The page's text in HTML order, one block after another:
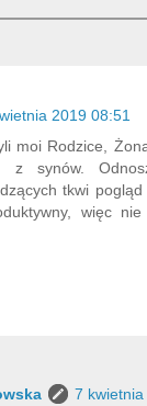
2019 08:51
moi Rodzice,
z synów.
tkwi pogląd
więc
7